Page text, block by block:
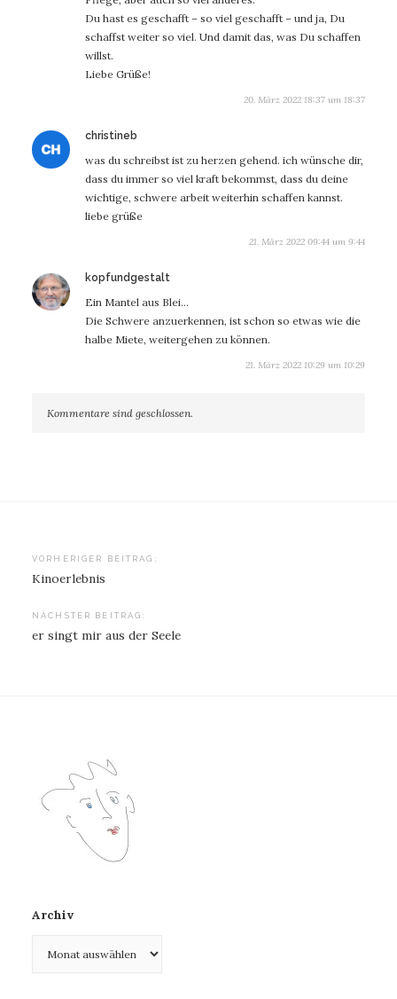
Du hast es geschafft – so viel geschafft – und ja, Du
schaffst weiter so viel. Und damit das, was Du schaffen
willst.
Liebe Grüße!
20. März 2022 18:37 um 18:37
christineb
was du schreibst ist zu herzen gehend. ich wünsche dir,
dass du immer so viel kraft bekommst, dass du deine
wichtige, schwere arbeit weiterhin schaffen kannst.
liebe grüße
21. März 2022 09:44 um 9:44
kopfundgestaltsagt:
Ein Mantel aus Blei…
Die Schwere anzuerkennen, ist schon so etwas wie die
halbe Miete, weitergehen zu können.
21. März 2022 10:29 um 10:29
Kommentare sind geschlossen.
Beitragsnavigation
VORHERIGER BEITRAG:
Kinoerlebnis
NÄCHSTER BEITRAG:
er singt mir aus der Seele
Archiv